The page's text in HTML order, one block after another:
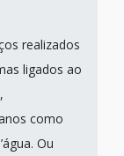
realizados
ligados ao
como
Ou